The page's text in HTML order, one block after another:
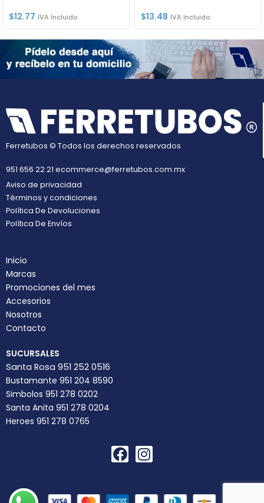
$12.77 IVA Incluido
$13.48 IVA Incluido
Ferretubos © Todos los derechos reservados
951 656 22 21 ecommerce@ferretubos.com.mx
Aviso de privacidad
Términos y condiciones
Política De Devoluciones
Política De Envíos
Inicio
Marcas
Promociones del mes
Accesorios
Nosotros
Contacto
SUCURSALES
Santa Rosa 951 252 0516
Bustamante 951 204 8590
Simbolos 951 278 0202
Santa Anita 951 278 0204
Heroes 951 278 0765